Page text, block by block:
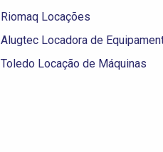
Riomaq Locações
Alugtec Locadora de
Toledo Locação de Máquinas